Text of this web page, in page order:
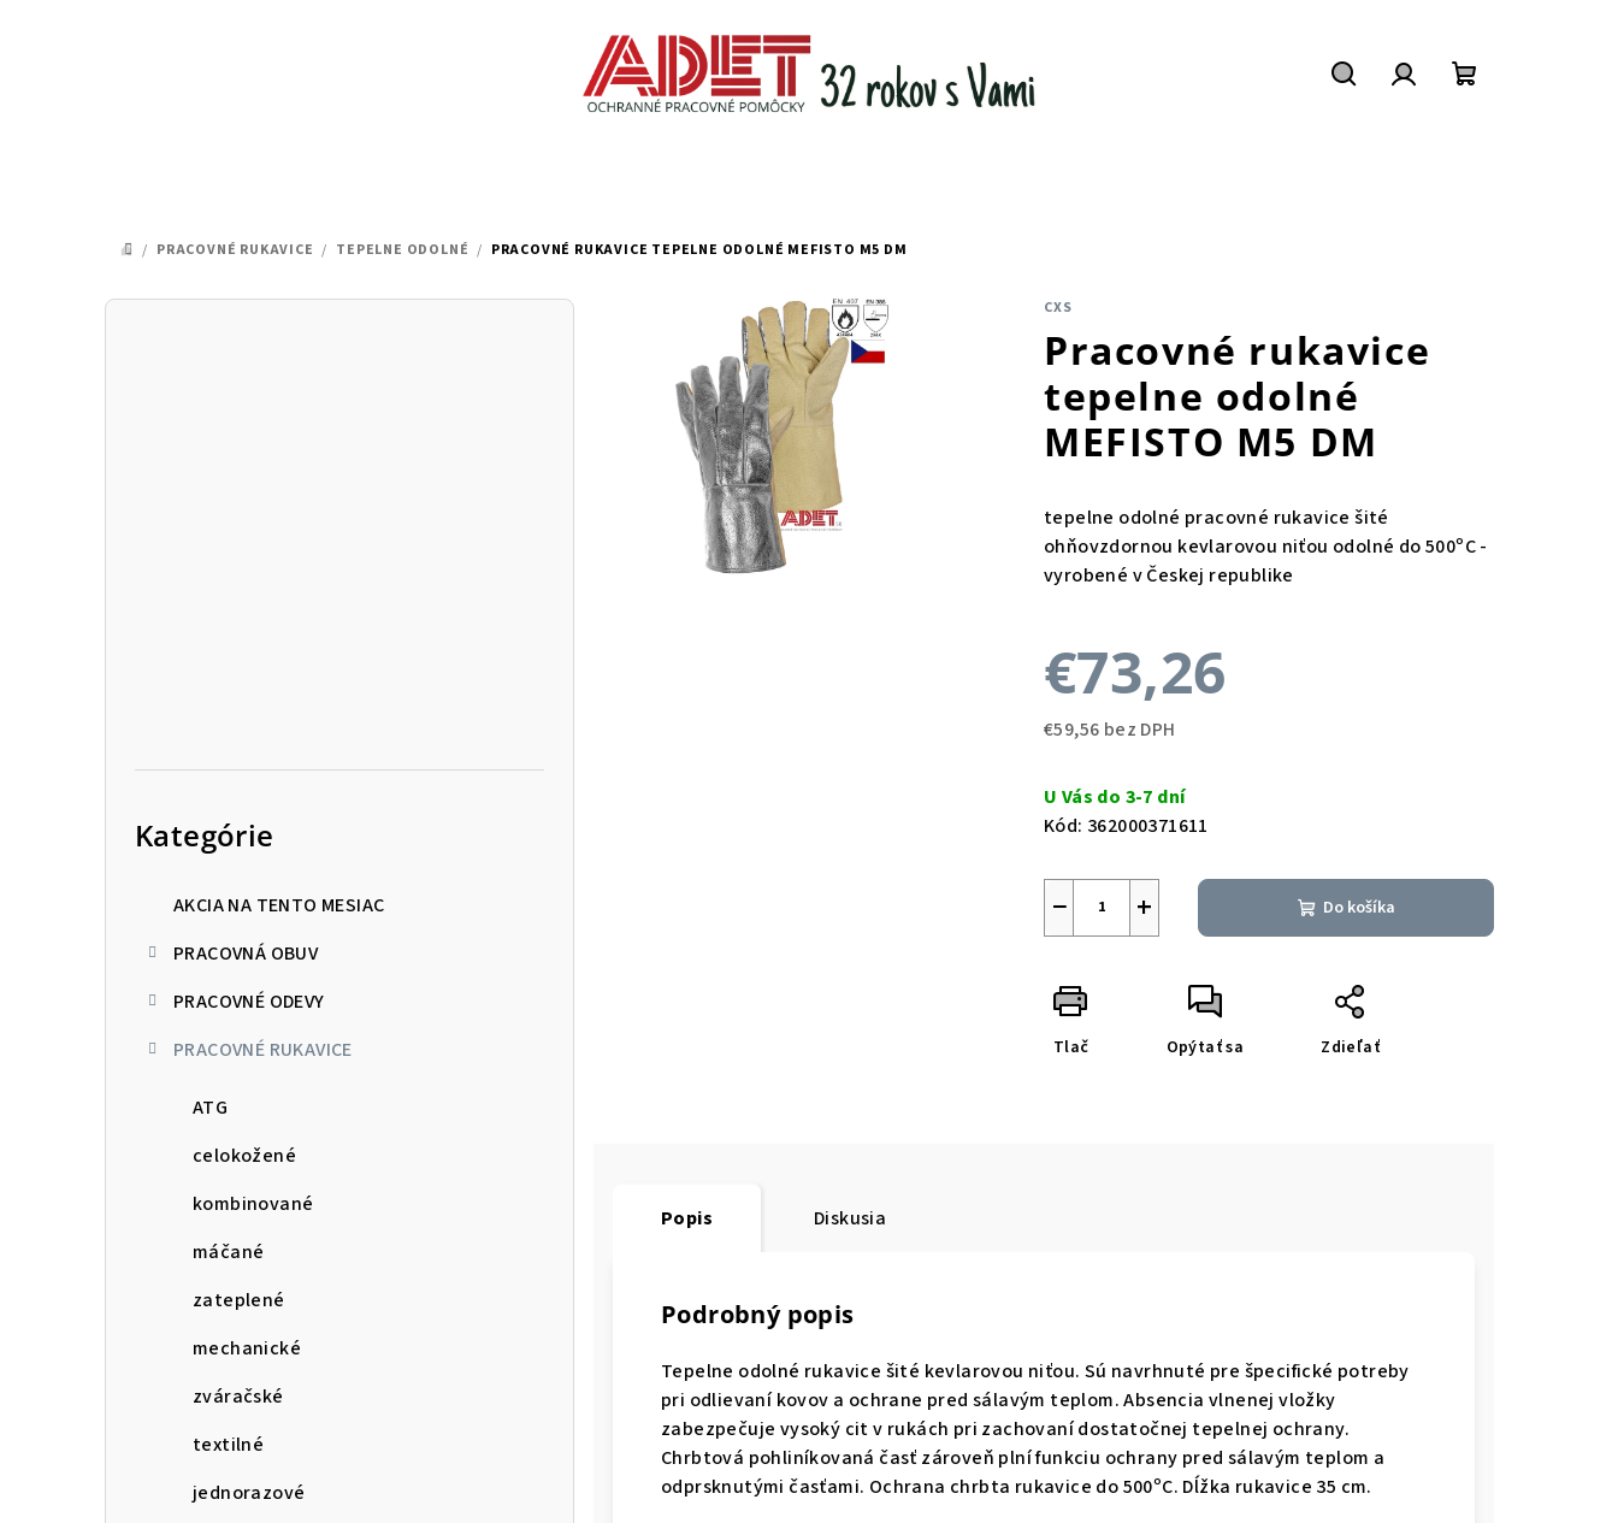
DOMOV
/ PRACOVNÉ RUKAVICE / TEPELNE ODOLNÉ / PRACOVNÉ RUKAVICE TEPELNE ODOLNÉ MEFISTO M5 DM
B
Kategórie
AKCIA NA TENTO MESIAC
PRACOVNÁ OBUV
PRACOVNÉ ODEVY
PRACOVNÉ RUKAVICE
ATG
celokožené
kombinované
máčané
zateplené
mechanické
zváračské
textilné
jednorazové
CXS
Pracovné rukavice
tepelne odolné
MEFISTO M5 DM
tepelne odolné pracovné rukavice šité
ohňovzdornou kevlarovou niťou odolné do 500ºC -
vyrobené v Českej republike
€73,26
€59,56 bez DPH
cena:
U Vás do 3-7 dní
Kód: 362000371611
+
− Do košíka
Tlač Opýtať sa Zdieľať
Popis Diskusia
Podrobný popis
Tepelne odolné rukavice šité kevlarovou niťou. Sú navrhnuté pre špecifické potreby
pri odlievaní kovov a ochrane pred sálavým teplom. Absencia vlnenej vložky
zabezpečuje vysoký cit v rukách pri zachovaní dostatočnej tepelnej ochrany.
Chrbtová pohliníkovaná časť zároveň plní funkciu ochrany pred sálavým teplom a
odprsknutými časťami. Ochrana chrbta rukavice do 500ºC. Dĺžka rukavice 35 cm.